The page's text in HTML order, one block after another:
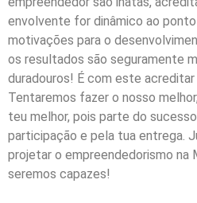
envolvente for dinâmico ao
motivações para o
os resultados são seguramente
duradouros! É com este
Tentaremos fazer o nosso
teu melhor, pois parte do
participação e pela tua entrega.
projetar o empreendedorismo na
seremos capazes!